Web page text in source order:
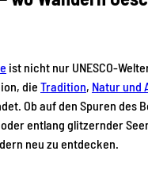
ist nicht nur UNESCO-
die Tradition, Natur und
Ob auf den Spuren des
entlang glitzernder
neu zu entdecken.